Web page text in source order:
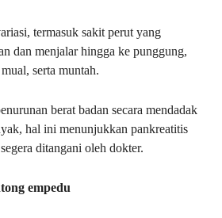
termasuk sakit perut yang
dan menjalar hingga ke punggung,
serta muntah.
berat badan secara mendadak
hal ini menunjukkan pankreatitis
ditangani oleh dokter.
empedu